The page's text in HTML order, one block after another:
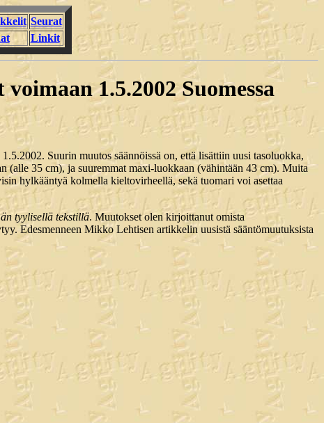
Seurat
Linkit
1.5.2002 Suomessa
Suurin muutos säännöissä on, että lisättiin uusi tasoluokka,
35 cm), ja suuremmat maxi-luokkaan (vähintään 43 cm). Muita
hylkääntyä kolmella kieltovirheellä, sekä tuomari voi asettaa
tyylisellä tekstillä. Muutokset olen kirjoittanut omista
Edesmenneen Mikko Lehtisen artikkelin uusistä sääntömuutuksista